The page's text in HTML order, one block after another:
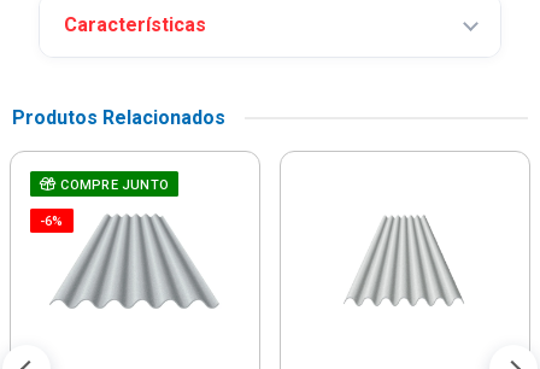
Características
Produtos Relacionados
COMPRE JUNTO
-6%